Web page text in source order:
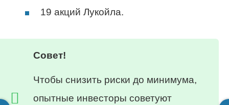
19 акций Лукойла.
Совет!
Чтобы снизить риски до минимума,
опытные инвесторы советуют